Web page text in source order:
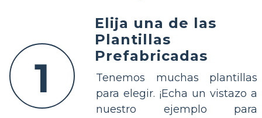
1
Elija una de las
Plantillas
Prefabricadas
Tenemos muchas plantillas
para elegir. ¡Echa un vistazo a
nuestro ejemplo para